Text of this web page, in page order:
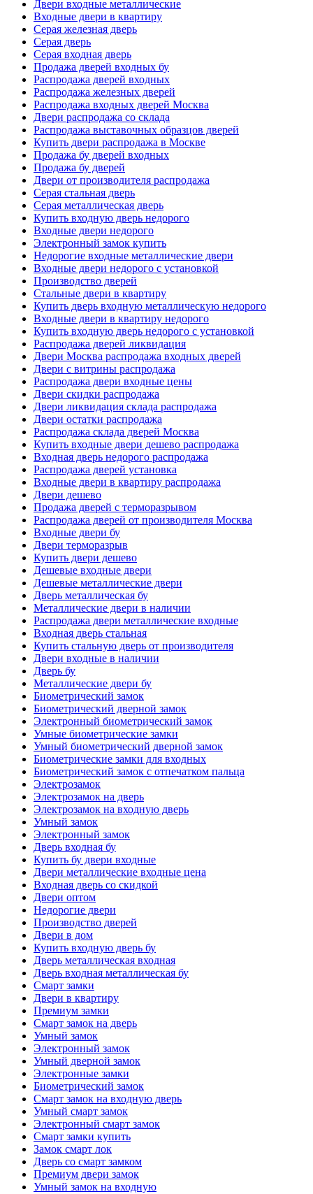
Двери входные металлические
Входные двери в квартиру
Серая железная дверь
Серая дверь
Серая входная дверь
Продажа дверей входных бу
Распродажа дверей входных
Распродажа железных дверей
Распродажа входных дверей Москва
Двери распродажа со склада
Распродажа выставочных образцов дверей
Купить двери распродажа в Москве
Продажа бу дверей входных
Продажа бу дверей
Двери от производителя распродажа
Серая стальная дверь
Серая металлическая дверь
Купить входную дверь недорого
Входные двери недорого
Электронный замок купить
Недорогие входные металлические двери
Входные двери недорого с установкой
Производство дверей
Стальные двери в квартиру
Купить дверь входную металлическую недорого
Входные двери в квартиру недорого
Купить входную дверь недорого с установкой
Распродажа дверей ликвидация
Двери Москва распродажа входных дверей
Двери с витрины распродажа
Распродажа двери входные цены
Двери скидки распродажа
Двери ликвидация склада распродажа
Двери остатки распродажа
Распродажа склада дверей Москва
Купить входные двери дешево распродажа
Входная дверь недорого распродажа
Распродажа дверей установка
Входные двери в квартиру распродажа
Двери дешево
Продажа дверей с терморазрывом
Распродажа дверей от производителя Москва
Входные двери бу
Двери терморазрыв
Купить двери дешево
Дешевые входные двери
Дешевые металлические двери
Дверь металлическая бу
Металлические двери в наличии
Распродажа двери металлические входные
Входная дверь стальная
Купить стальную дверь от производителя
Двери входные в наличии
Дверь бу
Металлические двери бу
Биометрический замок
Биометрический дверной замок
Электронный биометрический замок
Умные биометрические замки
Умный биометрический дверной замок
Биометрические замки для входных
Биометрический замок с отпечатком пальца
Электрозамок
Электрозамок на дверь
Электрозамок на входную дверь
Умный замок
Электронный замок
Дверь входная бу
Купить бу двери входные
Двери металлические входные цена
Входная дверь со скидкой
Двери оптом
Недорогие двери
Производство дверей
Двери в дом
Купить входную дверь бу
Дверь металлическая входная
Дверь входная металлическая бу
Смарт замки
Двери в квартиру
Премиум замки
Смарт замок на дверь
Умный замок
Электронный замок
Умный дверной замок
Электронные замки
Биометрический замок
Смарт замок на входную дверь
Умный смарт замок
Электронный смарт замок
Смарт замки купить
Замок смарт лок
Дверь со смарт замком
Премиум двери замок
Умный замок на входную